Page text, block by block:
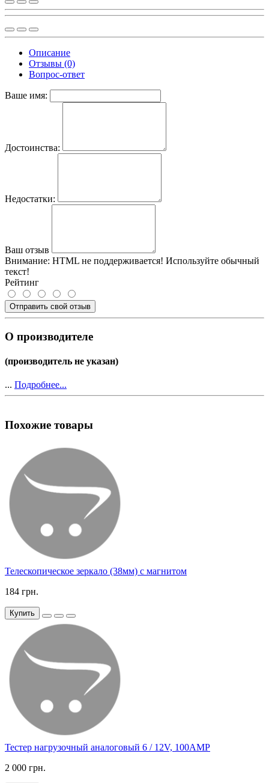
Описание
Отзывы (0)
Вопрос-ответ
Ваше имя:
Достоинства:
Недостатки:
Ваш отзыв
Внимание: HTML не поддерживается! Используйте обычный
текст!
Рейтинг
Отправить свой отзыв
О производителе
(производитель не указан)
... Подробнее...
Похожие товары
Телескопическое зеркало (38мм) с магнитом
184 грн.
Купить
Тестер нагрузочный аналоговый 6 / 12V, 100AMP
2 000 грн.